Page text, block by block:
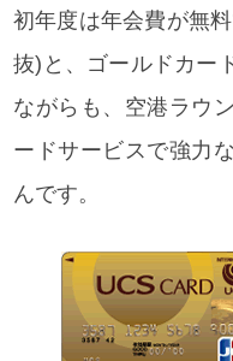
初年度は年会費が無
抜)と、ゴールドカー
ながらも、空港ラウ
ードサービスで強力
んです。